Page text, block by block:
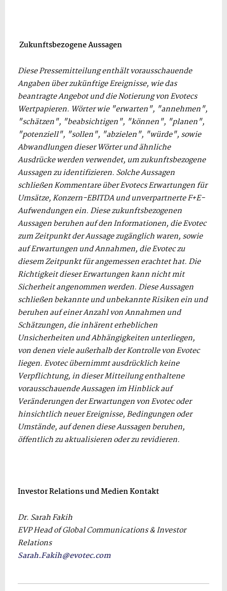
Zukunftsbezogene Aussagen
Diese Pressemitteilung enthält vorausschauende
Angaben über zukünftige Ereignisse, wie das
beantragte Angebot und die Notierung von Evotecs
Wertpapieren. Wörter wie "erwarten", "annehmen",
"schätzen", "beabsichtigen", "können", "planen",
"potenziell", "sollen", "abzielen", "würde", sowie
Abwandlungen dieser Wörter und ähnliche
Ausdrücke werden verwendet, um zukunftsbezogene
Aussagen zu identifizieren. Solche Aussagen
schließen Kommentare über Evotecs Erwartungen für
Umsätze, Konzern-EBITDA und unverpartnerte F+E-
Aufwendungen ein. Diese zukunftsbezogenen
Aussagen beruhen auf den Informationen, die Evotec
zum Zeitpunkt der Aussage zugänglich waren, sowie
auf Erwartungen und Annahmen, die Evotec zu
diesem Zeitpunkt für angemessen erachtet hat. Die
Richtigkeit dieser Erwartungen kann nicht mit
Sicherheit angenommen werden. Diese Aussagen
schließen bekannte und unbekannte Risiken ein und
beruhen auf einer Anzahl von Annahmen und
Schätzungen, die inhärent erheblichen
Unsicherheiten und Abhängigkeiten unterliegen,
von denen viele außerhalb der Kontrolle von Evotec
liegen. Evotec übernimmt ausdrücklich keine
Verpflichtung, in dieser Mitteilung enthaltene
vorausschauende Aussagen im Hinblick auf
Veränderungen der Erwartungen von Evotec oder
hinsichtlich neuer Ereignisse, Bedingungen oder
Umstände, auf denen diese Aussagen beruhen,
öffentlich zu aktualisieren oder zu revidieren.
Investor Relations und Medien Kontakt
Dr. Sarah Fakih
EVP Head of Global Communications & Investor
Relations
Sarah.Fakih@evotec.com